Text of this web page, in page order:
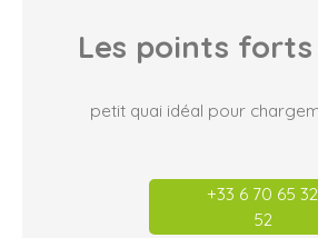
Les points forts
+33 6 70 65 32
52